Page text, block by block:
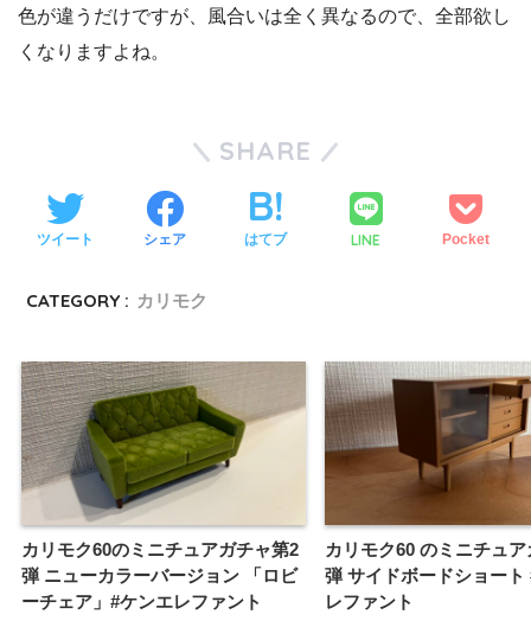
色が違うだけですが、風合いは全く異なるので、全部欲し
くなりますよね。
SHARE
ツイート シェア はてブ LINE Pocket
CATEGORY : カリモク
カリモク60のミニチュアガチャ第2
弾 ニューカラーバージョン 「ロビ
ーチェア」#ケンエレファント
カリモク60 のミニチュ
弾 サイドボードショート
レファント